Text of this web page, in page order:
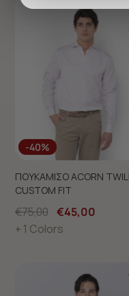
προσφέρουμε
διαφημίσεις. Για να
να ανακαλέσετε τη
"Ρυθμίσεις Cookies "
μέλλον. Εάν
-40%
ΠΟΥΚΑΜΙΣΟ ACORN
CUSTOM FIT
€75,00 €45,00
+ 1 Colors